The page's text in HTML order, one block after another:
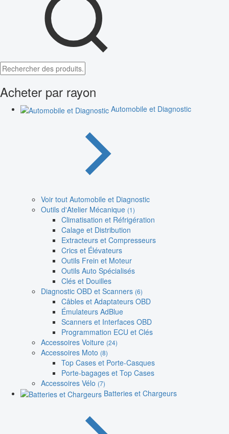
Acheter par rayon
Automobile et Diagnostic
Voir tout Automobile et Diagnostic
Outils d'Atelier Mécanique (1)
Climatisation et Réfrigération
Calage et Distribution
Extracteurs et Compresseurs
Crics et Élévateurs
Outils Frein et Moteur
Outils Auto Spécialisés
Clés et Douilles
Diagnostic OBD et Scanners (6)
Câbles et Adaptateurs OBD
Émulateurs AdBlue
Scanners et Interfaces OBD
Programmation ECU et Clés
Accessoires Voiture (24)
Accessoires Moto (8)
Top Cases et Porte-Casques
Porte-bagages et Top Cases
Accessoires Vélo (7)
Batteries et Chargeurs